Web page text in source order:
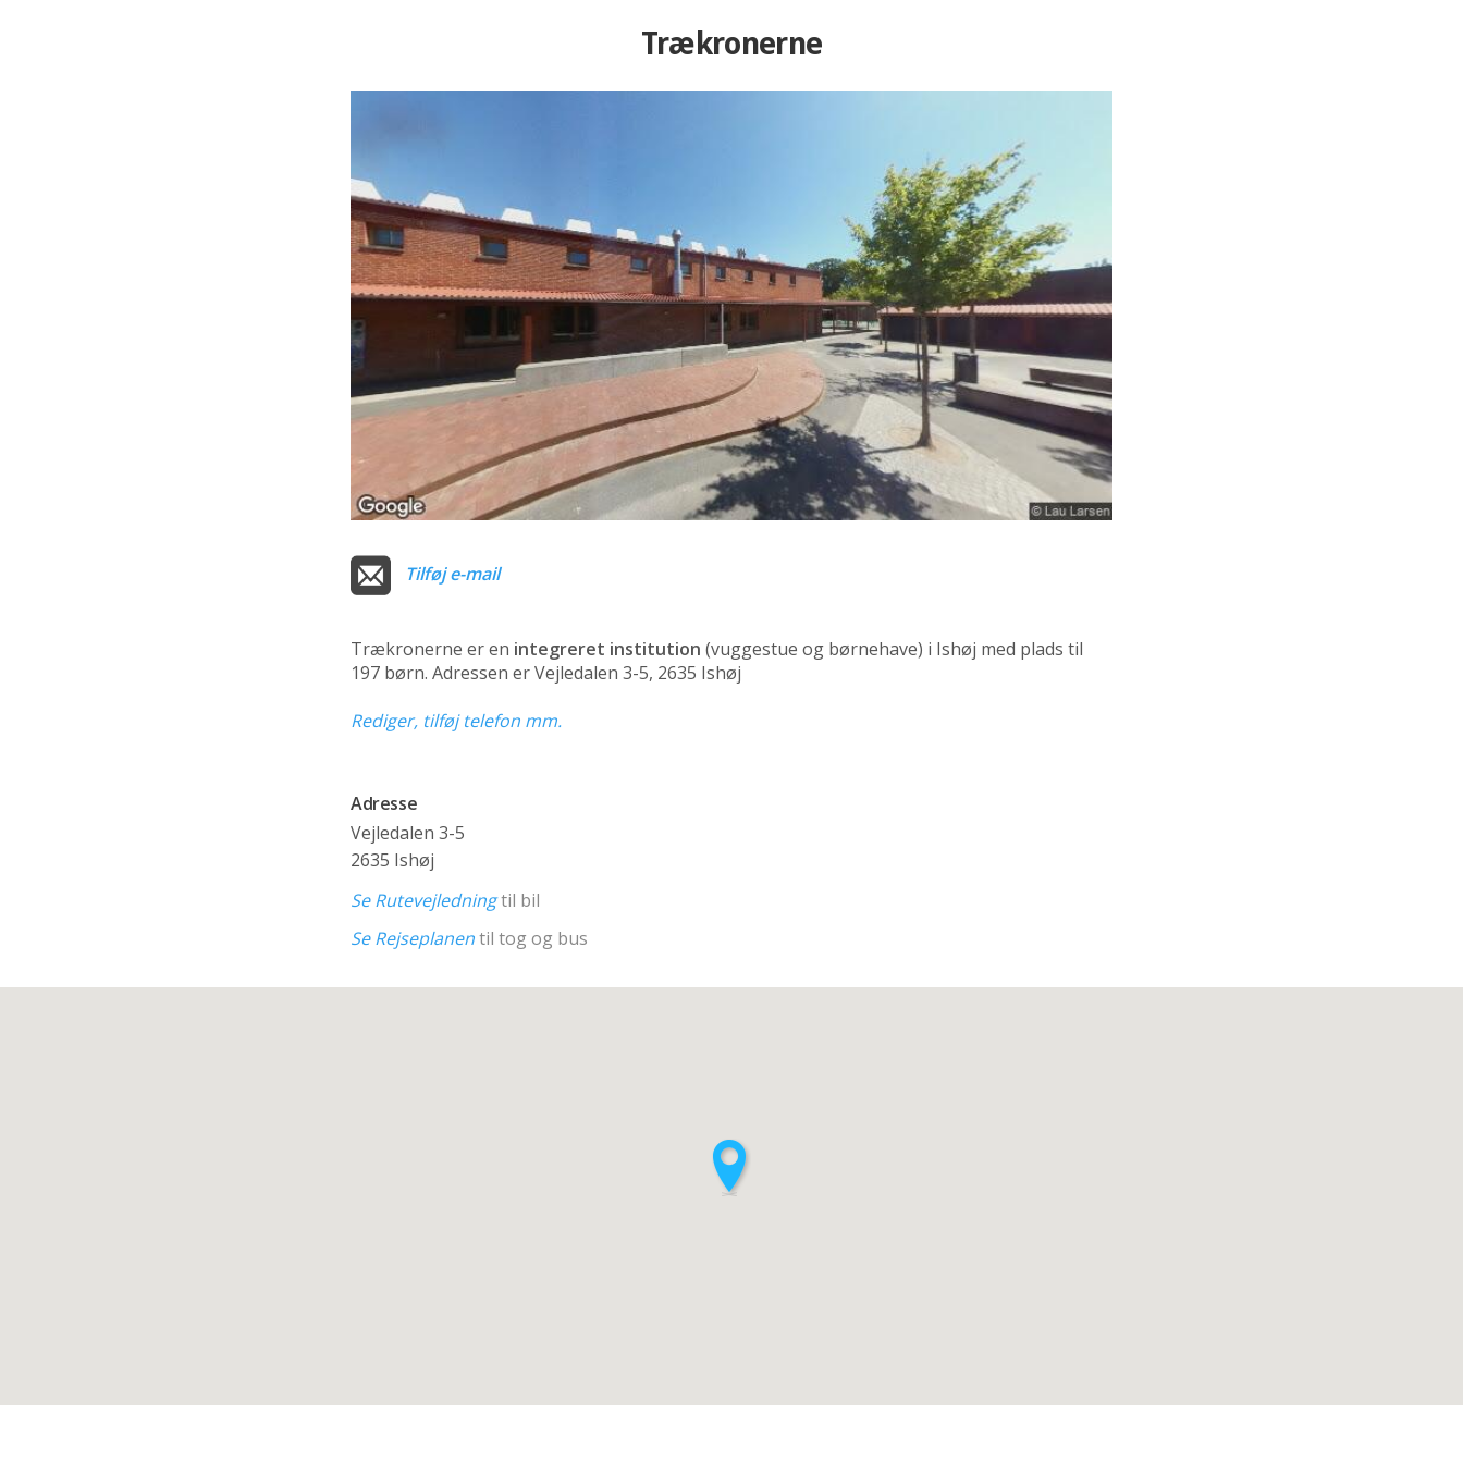
Trækronerne
Tilføj e-mail
Trækronerne er en integreret institution (vuggestue og børnehave) i Ishøj med plads til
197 børn. Adressen er Vejledalen 3-5, 2635 Ishøj
Rediger, tilføj telefon mm.
Adresse
Vejledalen 3-5
2635 Ishøj
Se Rutevejledningtil bil
Se Rejseplanentil tog og bus